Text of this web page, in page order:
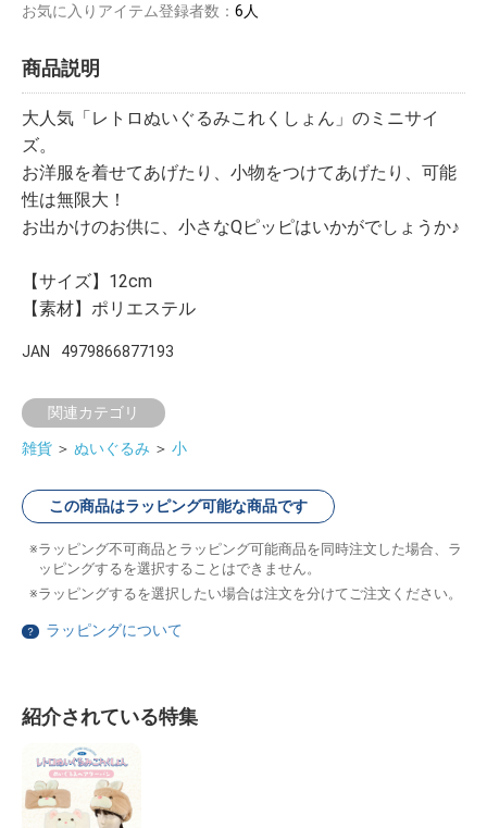
お気に入りアイテム登録者数： 6人
商品説明
大人気「レトロぬいぐるみこれくしょん」のミニサイ
ズ。
お洋服を着せてあげたり、小物をつけてあげたり、可能
性は無限大！
お出かけのお供に、小さなQピッピはいかがでしょうか♪
【サイズ】12cm
【素材】ポリエステル
JAN 4979866877193
関連カテゴリ
雑貨 ＞ ぬいぐるみ ＞ 小
この商品はラッピング可能な商品です
ラッピング不可商品とラッピング可能商品を同時注文した場合、ラ
ッピングするを選択することはできません。
ラッピングするを選択したい場合は注文を分けてご注文ください。
？ ラッピングについて
紹介されている特集